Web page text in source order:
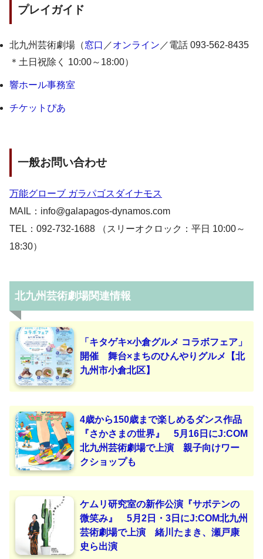
プレイガイド
北九州芸術劇場（窓口 ／オンライン ／電話 093-562-8435
＊土日祝除く 10:00～18:00）
響ホール事務室
チケットぴあ
一般お問い合わせ
万能グローブ ガラパゴスダイナモス
MAIL：info@galapagos-dynamos.com
TEL：092-732-1688 （スリーオクロック：平日 10:00～
18:30）
北九州芸術劇場関連情報
「キタゲキ×小倉グルメ コラボフェア」
開催 舞台×まちのひんやりグルメ【北
九州市小倉北区】
4歳から150歳まで楽しめるダンス作品
『さかさまの世界』 5月16日にJ:COM
北九州芸術劇場で上演 親子向けワー
クショップも
ケムリ研究室の新作公演『サボテンの
微笑み』 5月2日・3日にJ:COM北九州
芸術劇場で上演 緒川たまき、瀬戸康
史ら出演